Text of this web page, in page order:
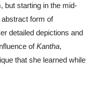
but starting in the mid-
form of
detailed depictions and
ofKantha,
that she learned while